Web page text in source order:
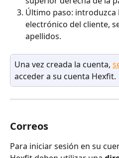
Último paso:
electrónico del cliente,
apellidos.
Una vez creada la cuenta,
acceder a su cuenta Hexfit.
Correos
Para iniciar sesión en su